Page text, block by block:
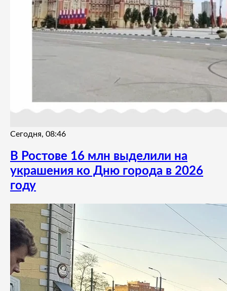
Сегодня, 08:46
В Ростове 16 млн выделили на
украшения ко Дню города в 2026
году